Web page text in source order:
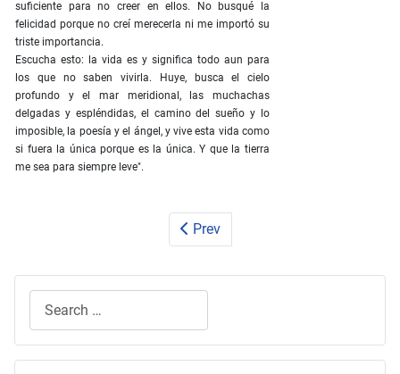
suficiente para no creer en ellos. No busqué la
felicidad porque no creí merecerla ni me importó su
triste importancia.
Escucha esto: la vida es y significa todo aun para
los que no saben vivirla. Huye, busca el cielo
profundo y el mar meridional, las muchachas
delgadas y espléndidas, el camino del sueño y lo
imposible, la poesía y el ángel, y vive esta vida como
si fuera la única porque es la única. Y que la tierra
me sea para siempre leve".
Prev